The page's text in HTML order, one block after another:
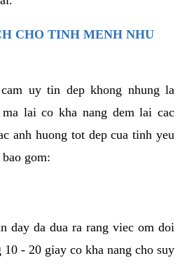
CHO TINH MENH NHU
uy tin dep khong nhung la
lai co kha nang dem lai cac
anh huong tot dep cua tinh yeu
gom:
day da dua ra rang viec om doi
- 20 giay co kha nang cho suy